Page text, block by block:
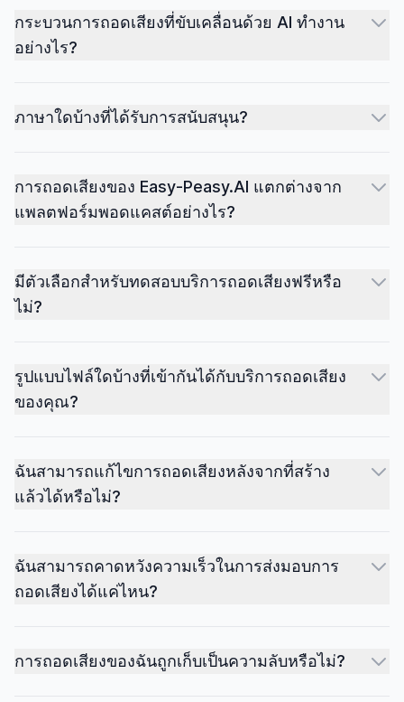
กระบวนการถอดเสียงที่ขับเคลื่อนด้วย AI ทำงาน
อย่างไร?
ภาษาใดบ้างที่ได้รับการสนับสนุน?
การถอดเสียงของ Easy-Peasy.AI แตกต่างจาก
แพลตฟอร์มพอดแคสต์อย่างไร?
มีตัวเลือกสำหรับทดสอบบริการถอดเสียงฟรีหรือ
ไม่?
รูปแบบไฟล์ใดบ้างที่เข้ากันได้กับบริการถอดเสียง
ของคุณ?
ฉันสามารถแก้ไขการถอดเสียงหลังจากที่สร้าง
แล้วได้หรือไม่?
ฉันสามารถคาดหวังความเร็วในการส่งมอบการ
ถอดเสียงได้แค่ไหน?
การถอดเสียงของฉันถูกเก็บเป็นความลับหรือไม่?